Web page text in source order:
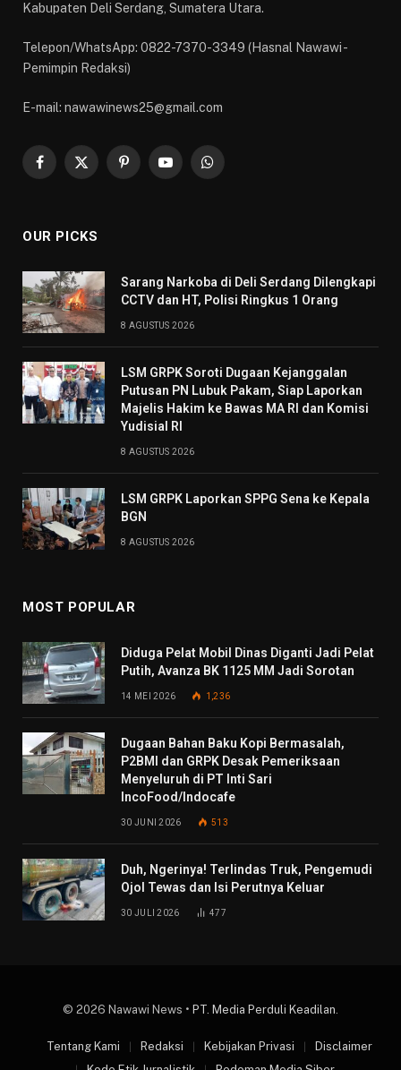
Kabupaten Deli Serdang, Sumatera Utara.
Telepon/WhatsApp: 0822-7370-3349 (Hasnal Nawawi -
Pemimpin Redaksi)
E-mail: nawawinews25@gmail.com
Facebook
X
PinterestYouTubeWhatsApp
OUR PICKS
Sarang Narkoba di Deli Serdang Dilengkapi
CCTV dan HT, Polisi Ringkus 1 Orang
8 AGUSTUS 2026
LSM GRPK Soroti Dugaan Kejanggalan
Putusan PN Lubuk Pakam, Siap Laporkan
Majelis Hakim ke Bawas MA RI dan Komisi
Yudisial RI
8 AGUSTUS 2026
LSM GRPK Laporkan SPPG Sena ke Kepala
BGN
8 AGUSTUS 2026
MOST POPULAR
Diduga Pelat Mobil Dinas Diganti Jadi Pelat
Putih, Avanza BK 1125 MM Jadi Sorotan
14 MEI 2026 1,236
Dugaan Bahan Baku Kopi Bermasalah,
P2BMI dan GRPK Desak Pemeriksaan
Menyeluruh di PT Inti Sari
IncoFood/Indocafe
30 JUNI 2026 513
Duh, Ngerinya! Terlindas Truk, Pengemudi
Ojol Tewas dan Isi Perutnya Keluar
30 JULI 2026 477
© 2026 Nawawi News • PT. Media Perduli Keadilan.
Tentang Kami Redaksi Kebijakan Privasi
Disclaimer